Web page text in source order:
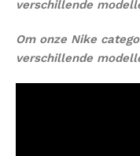
verschillende
Om onze Nike
verschillende